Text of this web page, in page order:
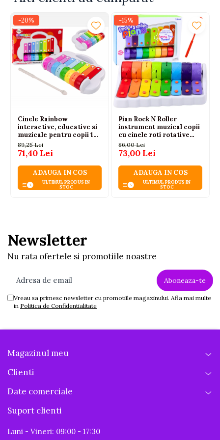
-20%
Cinele Rainbow
interactive, educative si
muzicale pentru copii 12
luni+
89,25 Lei
71,40 Lei
ADAUGA IN COS
ULTIMUL PRODUS IN
STOC
-15%
Pian Rock N Roller
instrument muzical copii
cu cinele roti rotative
colorat
86,00 Lei
73,00 Lei
ADAUGA IN COS
ULTIMUL PRODUS IN
STOC
Newsletter
Nu rata ofertele si promotiile noastre
Vreau sa primesc newsletter cu promotiile magazinului. Afla mai multe
in Politica de Confidentialitate
Magazinul meu
Clienti
Date comerciale
Suport clienti
Luni - Vineri: 09:00 - 17:30